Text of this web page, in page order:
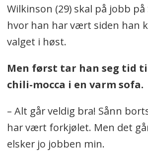
Wilkinson (29) skal på jobb
hvor han har vært siden han
valget i høst.
Men først tar han seg tid
chili-mocca i en varm sofa.
– Alt går veldig bra! Sånn
har vært forkjølet. Men det
elsker jo jobben min.